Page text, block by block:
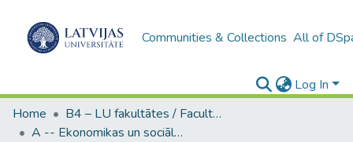
Communities & Collections All of
Log In
Home
B4 – LU fakultātes / Faculties of the UL
A -- Ekonomikas un sociālo zinātņu fakultāte / Faculty of Economics and Social Sciences